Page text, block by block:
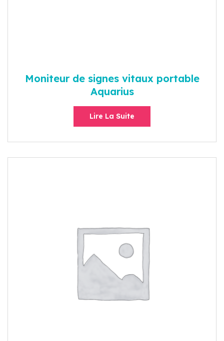
Moniteur de signes vitaux portable
Aquarius
Lire La Suite